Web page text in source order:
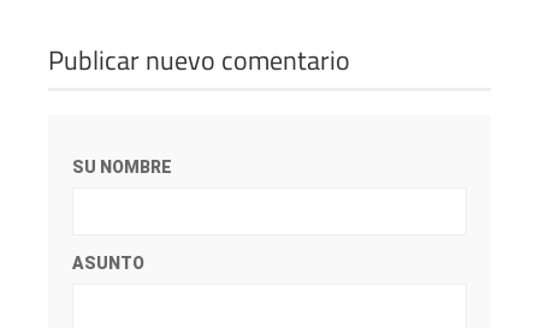
Publicar nuevo comentario
SU NOMBRE
ASUNTO